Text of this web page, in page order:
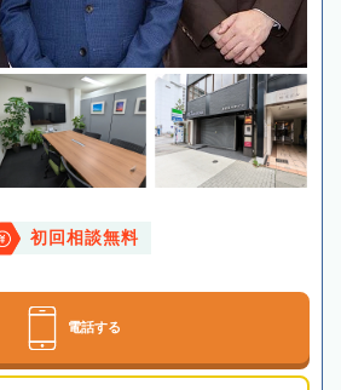
初回相談無料
電話する